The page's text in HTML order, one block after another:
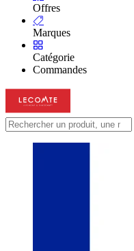
Offres
Marques
Catégorie
Commandes